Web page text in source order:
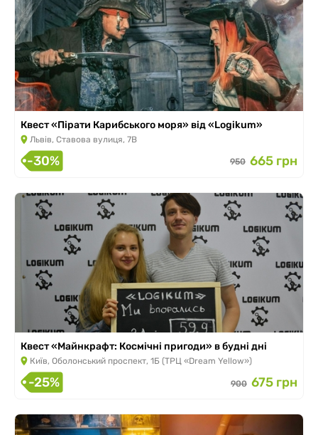
Квест «Пірати Карибського моря» від «Logikum»
Львів, Ставова вулиця, 7В
-30% 950 665 грн
Квест «Майнкрафт: Космічні пригоди» в будні дні
Київ, Оболонський проспект, 1Б (ТРЦ «Dream Yellow»)
-25% 900 675 грн